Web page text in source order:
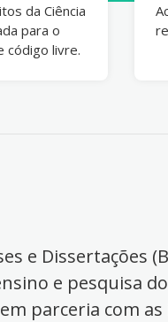
da Ciência
para o
código livre.
e Dissertações
e pesquisa
parceria com